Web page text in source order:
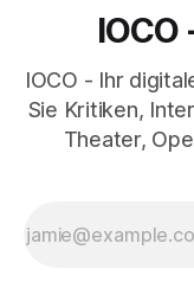
IOCO - Ihr
Sie Kritiken,
Theater,